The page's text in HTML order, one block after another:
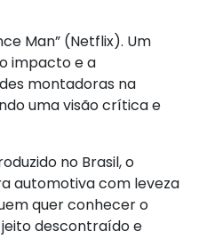
Man” (Netflix). Um
impacto e a
montadoras na
uma visão crítica e
no Brasil, o
automotiva com leveza
quer conhecer o
descontraído e